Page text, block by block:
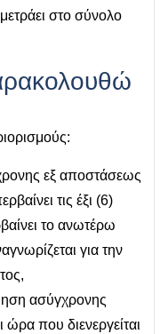
μετράει στο σύνολο
εξ αποστάσεως
τις έξι (6)
το ανωτέρω
για την
ασύγχρονης
ώρα που διενεργείται